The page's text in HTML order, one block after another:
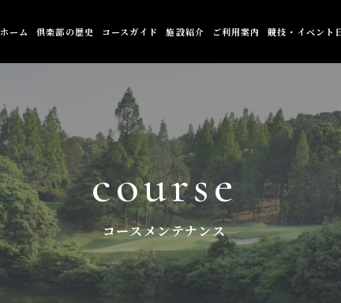
ホーム 倶楽部の歴史 コースガイド 施設紹介 ご利用案内 競技・イベント
course
コースメンテナンス